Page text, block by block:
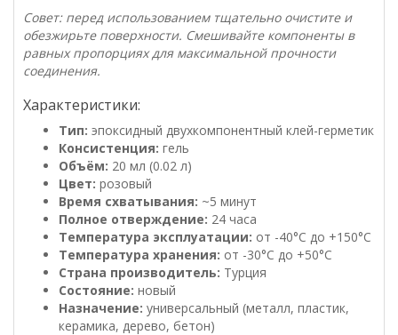
Совет: перед использованием тщательно очистите и
обезжирьте поверхности. Смешивайте компоненты в
равных пропорциях для максимальной прочности
соединения.
Характеристики:
Тип: эпоксидный двухкомпонентный клей-герметик
Консистенция: гель
Объём: 20 мл (0.02 л)
Цвет: розовый
Время схватывания: ~5 минут
Полное отверждение: 24 часа
Температура эксплуатации: от -40°C до +150°C
Температура хранения: от -30°C до +50°C
Страна производитель: Турция
Состояние: новый
Назначение: универсальный (металл, пластик,
керамика, дерево, бетон)